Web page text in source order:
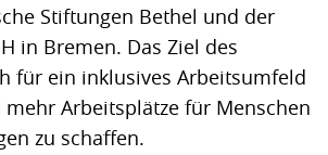
Stiftungen Bethel und der
in Bremen. Das Ziel des
für ein inklusives Arbeitsumfeld
mehr Arbeitsplätze für Menschen
zu schaffen.